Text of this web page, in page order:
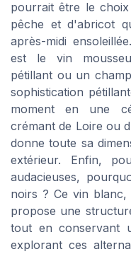
pourrait être le
pêche et d'abricot
après-midi
est le vin
pétillant ou un
sophistication
moment en une
crémant de Loire ou
donne toute sa
extérieur. Enfin,
audacieuses,
noirs ? Ce vin
propose une
tout en conservant
explorant ces